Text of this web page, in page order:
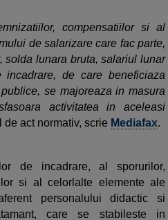
compensatiilor si al
de salarizare care fac parte,
solda lunara bruta, salariul lunar
de care beneficiaza
se majoreaza in masura
activitatea in aceleasi
de act normativ, scrie Mediafax.
de incadrare, al sporurilor,
si al celorlalte elemente ale
personalului didactic si
care se stabileste in